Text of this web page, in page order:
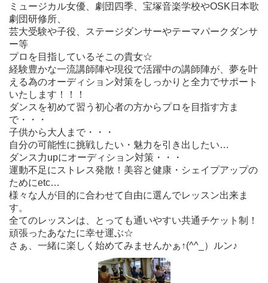
ミュージカル女優、劇団四季、宝塚音楽学校やOSK日本歌
劇団研修所、
芸大受験や子役、ステージダンサーやテーマパークダンサ
ー等
プロを目指しているそこの貴女☆
経験豊かな一流講師陣や現役で活躍中の講師陣が、夢を叶
える為のオーディション対策をしっかりと全力でサポート
いたします！！！
ダンスを初めて習う初心者の方からプロを目指す方ま
で・・・
子供から大人まで・・・
自分の可能性に挑戦したい・魅力を引き出したい…
ダンス力upにオーディション対策・・・
運動不足にストレス発散！美容と健康・シェイプアップの
ためにetc…
様々な人が目的に合わせて自由に選んでレッスン出来ま
す。
全てのレッスンは、とっても通いやすい共通チケット制！
頑張ったあなたに幸せ運ぶ☆
さぁ、一緒に楽しく始めてみませんかぁ↑(^^_）ルン♪